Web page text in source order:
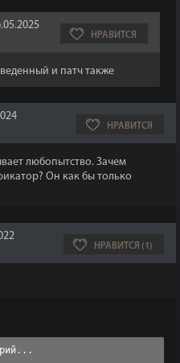
НРАВИТСЯ
и патч также
НРАВИТСЯ
любопытство. Зачем
Он как бы только
НРАВИТСЯ (1)